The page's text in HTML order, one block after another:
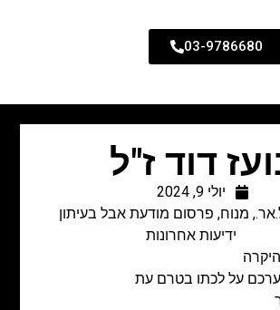
03-9786680
דוד ז"ל
יולי 9, 2024
, מנוח, פרסום מודעת אבל בעיתון
ידיעות אחרונות
על לכתו בטרם עת